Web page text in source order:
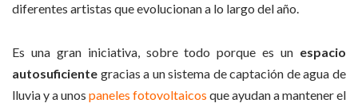
diferentes artistas que evolucionan a lo largo del año.
Es una gran iniciativa, sobre todo porque es un espacio
autosuficiente gracias a un sistema de captación de agua de
lluvia y a unos paneles fotovoltaicos que ayudan a mantener el